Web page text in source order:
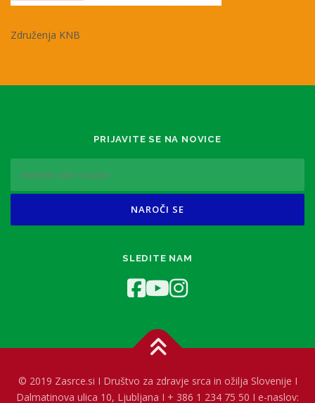
Združenja KNB
PRIJAVITE SE NA NOVICE
SLEDITE NAM
© 2019 Zasrce.si I Društvo za zdravje srca in ožilja Slovenije I
Dalmatinova ulica 10, Ljubljana I + 386 1 234 75 50 I e-naslov: